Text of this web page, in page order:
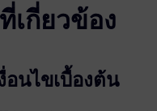
กี่ยวข้อง
อนไขเบื้องต้น